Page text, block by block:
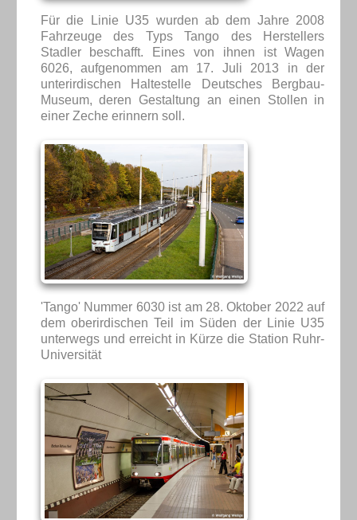
Für die Linie U35 wurden ab dem Jahre 2008
Fahrzeuge des Typs Tango des Herstellers
Stadler beschafft. Eines von ihnen ist Wagen
6026, aufgenommen am 17. Juli 2013 in der
unterirdischen Haltestelle Deutsches Bergbau-
Museum, deren Gestaltung an einen Stollen in
einer Zeche erinnern soll.
'Tango' Nummer 6030 ist am 28. Oktober 2022 auf
dem oberirdischen Teil im Süden der Linie U35
unterwegs und erreicht in Kürze die Station Ruhr-
Universität